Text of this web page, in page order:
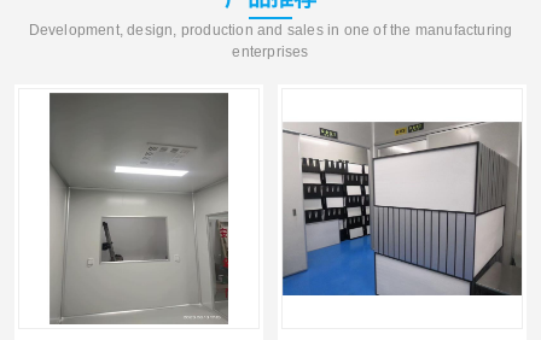
Development, design, production and sales in one of the manufacturing
enterprises